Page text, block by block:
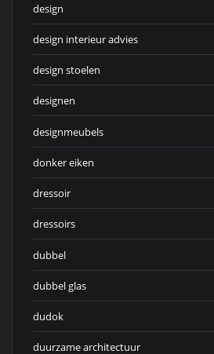
design
design interieur advies
design stoelen
designen
designmeubels
donker eiken
dressoir
dressoirs
dubbel
dubbel glas
dudok
duurzame architectuur